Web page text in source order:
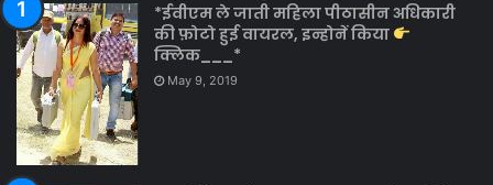
*ईवीएम ले जाती महिला पीठासीन अधिकारी
की फ़ोटो हुई वायरल, इन्होनें किया
क्लिक___*
May 9, 2019